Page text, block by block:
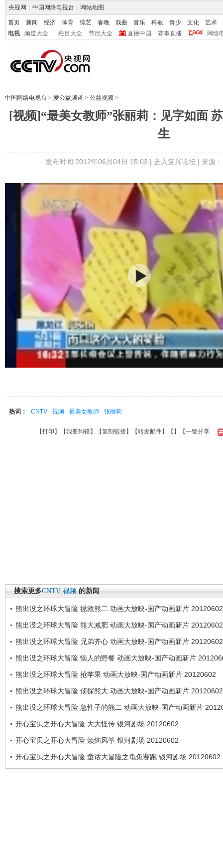
央视网 中国网络电视台 网站地图
首页 新闻 经济 体育 综艺 春晚 戏曲 音乐 科教 青少 文化
艺术
电视
频道大全 栏目大全 节目大全 直播中国 赛事直播 网络
中国网络电视台 > 爱公益频道 > 公益视频 >
[视频]“最美女教师”张丽莉：见字如面
生
发布时间:2012年06月04日 15:03 | 进入复兴论坛| 来源
热词： CNTV 视频 最美女教师 张丽莉
【打印 】【我要纠错】【复制链接】【转发邮件】【 】 【一键分享
搜索更多CNTV 视频 的新闻
熊出没之环球大冒险 拯救熊二 动画大放映-国产动画新片 20120602
熊出没之环球大冒险 熊大减肥 动画大放映-国产动画新片 20120602
熊出没之环球大冒险 兄弟齐心 动画大放映-国产动画新片 20120602
熊出没之环球大冒险 恼人的野餐 动画大放映-国产动画新片
熊出没之环球大冒险 抢苹果 动画大放映-国产动画新片 20120602
熊出没之环球大冒险 侦探熊大 动画大放映-国产动画新片 20120602
熊出没之环球大冒险 急性子的熊二 动画大放映-国产动画新片
开心宝贝之开心大冒险 大大怪传 银河剧场 20120602
开心宝贝之开心大冒险 烦恼风筝 银河剧场 20120602
开心宝贝之开心大冒险 童话大冒险之龟兔赛跑 银河剧场 20120602